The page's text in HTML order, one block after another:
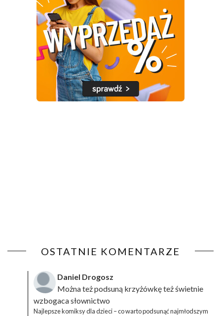
OSTATNIE KOMENTARZE
Daniel Drogosz
Można też podsuną krzyżówkęteż świetnie
wzbogaca słownictwo
Najlepsze komiksy dla dzieci – co warto podsunąć najmłodszym